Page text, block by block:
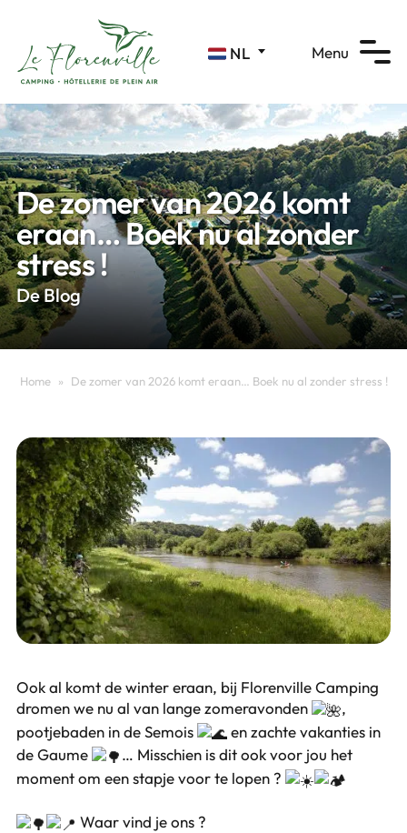
NL Menu
De zomer van 2026 komt
eraan… Boek nu al zonder
stress !
De Blog
Home » De zomer van 2026 komt eraan… Boek nu al zonder stress !
Ook al komt de winter eraan, bij Florenville Camping
dromen we nu al van lange zomeravonden
,
pootjebaden in de Semois
en zachte vakanties in
de Gaume
… Misschien is dit ook voor jou het
moment om een stapje voor te lopen ?
Waar vind je ons ?